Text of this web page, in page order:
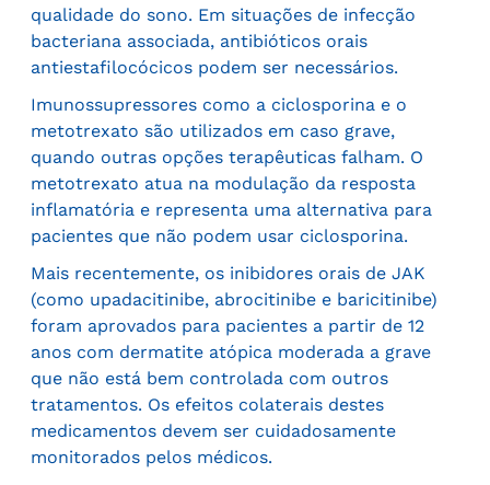
qualidade do sono. Em situações de infecção
bacteriana associada, antibióticos orais
antiestafilocócicos podem ser necessários.
Imunossupressores como a ciclosporina e o
metotrexato são utilizados em caso grave,
quando outras opções terapêuticas falham. O
metotrexato atua na modulação da resposta
inflamatória e representa uma alternativa para
pacientes que não podem usar ciclosporina.
Mais recentemente, os inibidores orais de JAK
(como upadacitinibe, abrocitinibe e baricitinibe)
foram aprovados para pacientes a partir de 12
anos com dermatite atópica moderada a grave
que não está bem controlada com outros
tratamentos. Os efeitos colaterais destes
medicamentos devem ser cuidadosamente
monitorados pelos médicos.